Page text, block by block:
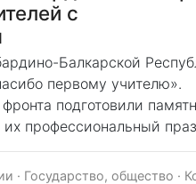
с
Балкарской
первому учителю».
подготовили
профессиональный
· Государство, общество ·